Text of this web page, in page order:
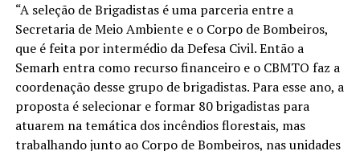
“A seleção de Brigadistas é uma parceria entre a
Secretaria de Meio Ambiente e o Corpo de Bombeiros,
que é feita por intermédio da Defesa Civil. Então a
Semarh entra como recurso financeiro e o CBMTO faz a
coordenação desse grupo de brigadistas. Para esse ano, a
proposta é selecionar e formar 80 brigadistas para
atuarem na temática dos incêndios florestais, mas
trabalhando junto ao Corpo de Bombeiros, nas unidades